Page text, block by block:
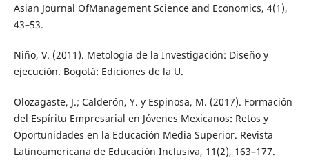
Asian Journal OfManagement Science and Economics, 4(1),
43–53.
Niño, V. (2011). Metologia de la Investigación: Diseño y
ejecución. Bogotá: Ediciones de la U.
Olozagaste, J.; Calderón, Y. y Espinosa, M. (2017). Formación
del Espíritu Empresarial en Jóvenes Mexicanos: Retos y
Oportunidades en la Educación Media Superior. Revista
Latinoamericana de Educación Inclusiva, 11(2), 163–177.